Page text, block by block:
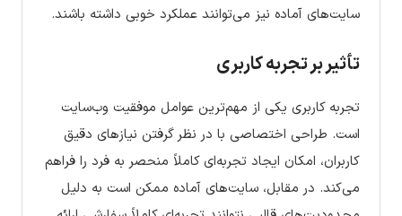
سایت‌های آماده نیز می‌توانند عملکرد خوبی داشته باشند.
تأثیر بر تجربه کاربری
تجربه کاربری یکی از مهم‌ترین عوامل موفقیت وب‌سایت
است. طراحی اختصاصی با در نظر گرفتن نیازهای دقیق
کاربران، امکان ایجاد تجربه‌ای کاملاً منحصر به فرد را فراهم
می‌کند. در مقابل، سایت‌های آماده ممکن است به دلیل